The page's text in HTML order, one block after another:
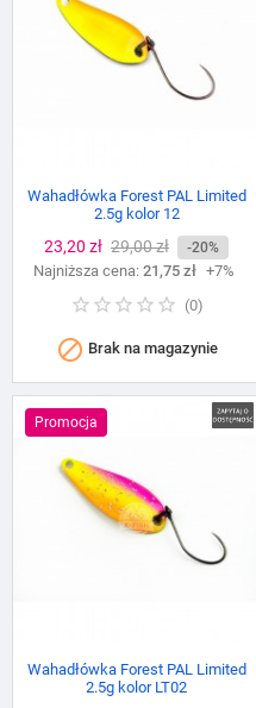
Wahadłówka Forest PAL Limited
2.5g kolor 12
Cena
23,20 zł Cena
podstawowa
29,00 zł -20%
Najniższa cena: 21,75 zł +7%
(0)
 Brak na magazynie
Promocja
Wahadłówka Forest PAL Limited
2.5g kolor LT02